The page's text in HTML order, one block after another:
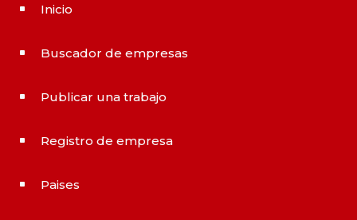
^ Inicio
^ Buscador de empresas
^ Publicar una trabajo
^ Registro de empresa
^ Paises